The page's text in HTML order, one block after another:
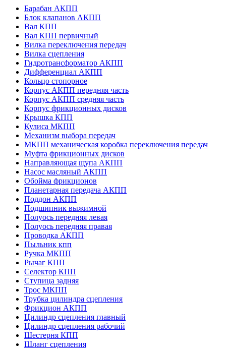
Барабан АКПП
Блок клапанов АКПП
Вал КПП
Вал КПП первичный
Вилка переключения передач
Вилка сцепления
Гидротрансформатор АКПП
Дифференциал АКПП
Кольцо стопорное
Корпус АКПП передняя часть
Корпус АКПП средняя часть
Корпус фрикционных дисков
Крышка КПП
Кулиса МКПП
Механизм выбора передач
МКПП механическая коробка переключения передач
Муфта фрикционных дисков
Направляющая щупа АКПП
Насос масляный АКПП
Обойма фрикционов
Планетарная передача АКПП
Поддон АКПП
Подшипник выжимной
Полуось передняя левая
Полуось передняя правая
Проводка АКПП
Пыльник кпп
Ручка МКПП
Рычаг КПП
Селектор КПП
Ступица задняя
Трос МКПП
Трубка цилиндра сцепления
Фрикцион АКПП
Цилиндр сцепления главный
Цилиндр сцепления рабочий
Шестерня КПП
Шланг сцепления